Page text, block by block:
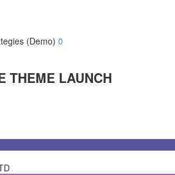
(Demo) 0
THEME LAUNCH